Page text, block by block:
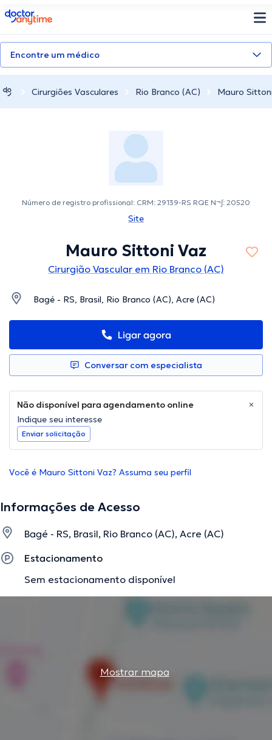
doctoranytime
Encontre um médico
Cirurgiões Vasculares Rio Branco (AC) Mauro
Número de registro profissional: CRM: 29139-RS RQE N¬∫: 20520
Site
Mauro Sittoni Vaz
Cirurgião Vascular em Rio Branco (AC)
Bagé - RS, Brasil, Rio Branco (AC), Acre (AC)
Ligar agora
Conversar com especialista
Não disponível para agendamento online
Indique seu interesse
Enviar solicitação
Você é Mauro Sittoni Vaz? Assuma seu perfil
Informações de Acesso
Bagé - RS, Brasil, Rio Branco (AC), Acre (AC)
Estacionamento
Sem estacionamento disponível
Mostrar mapa